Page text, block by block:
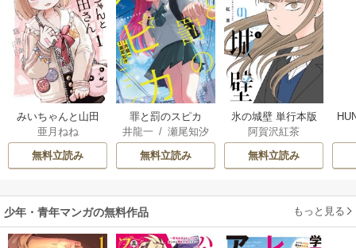
みいちゃんと山田
さん
亜月ねね
無料立読み
罪と罰のスピカ
井龍一 /瀬尾知汐
無料立読み
氷の城壁 単行本版
【フルカラー】
阿賀沢紅茶
無料立読み
少年・青年マンガの無料作品 もっと見る